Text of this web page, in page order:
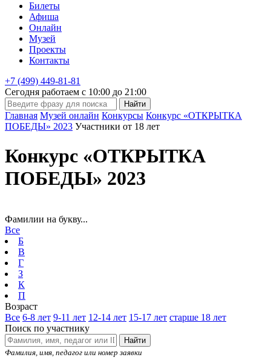
Билеты
Афиша
Онлайн
Музей
Проекты
Контакты
+7 (499) 449-81-81
Сегодня работаем с 10:00 до 21:00
Главная Музей онлайн Конкурсы Конкурс «ОТКРЫТКА
ПОБЕДЫ» 2023 Участники от 18 лет
Конкурс «ОТКРЫТКА
ПОБЕДЫ» 2023
Фамилии на букву...
Все
Б
В
Г
З
К
П
Возраст
Все 6-8 лет 9-11 лет 12-14 лет 15-17 лет старше 18 лет
Поиск по участнику
Найти
Фамилия, имя, педагог или номер заявки